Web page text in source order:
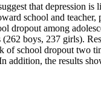
that depression
school and
among
boys, 237 girls).
school dropout two
the results